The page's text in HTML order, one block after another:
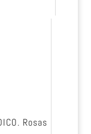
Rosas